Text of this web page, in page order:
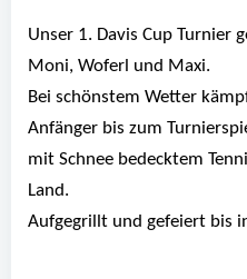
Unser 1. Davis Cup Turnier
Moni, Woferl und Maxi.
Bei schönstem Wetter
Anfänger bis zum
mit Schnee bedecktem
Land.
Aufgegrillt und gefeiert bis